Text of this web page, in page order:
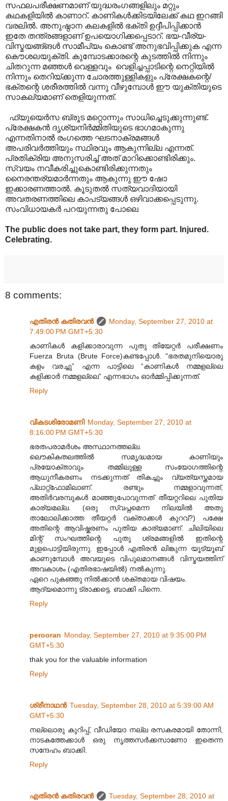
സഫലപരീക്ഷണമാണ് യുദ്ധരംഗങ്ങളിലും മറ്റും
കഥകളിയിൽ കാണാറ്. കാണികൾക്കിടയിലേക്ക് കഥ ഇറങ്ങി
വരലിൽ. അനുഷ്ഠാന കലകളിൽ ഭക്തി ഉദ്ദീപിപ്പിക്കാൻ
ഇതേ തന്ത്രങ്ങളാണ് ഉപയൊഗിക്കപ്പെടാറ്. ഭയ-വീര്യ-
വിസ്മയങ്ങ്ങൾ സാമീപ്യം കൊണ്ട് അനുഭവിപ്പിക്കുക എന്ന
കൌശലയുക്തി. കുമ്പോടക്കാരന്റെ കുടത്തിൽ നിന്നും
ചിതറുന്ന മഞ്ഞൾ വെള്ളവും വെളിച്ചപ്പാടിന്റെ നെറ്റിയിൽ
നിന്നും തെറിയ്ക്കുന്ന ചോരത്തുള്ളികളും പ്രേക്ഷകന്റെ/
ഭക്തന്റെ ശരീരത്തിൽ വന്നു വീഴുമ്പോൾ ഈ യുക്തിയുടെ
സാകല്യമാണ് തെളിയുന്നത്.
ഫ്യുയെർസ ബ്രൂട മറ്റൊന്നും സാധിച്ചെടുക്കുന്നുണ്ട്.
പ്രേക്ഷകൻ ദൃശ്യനിർമ്മിതിയുടെ ഭാഗമാകുന്നു
എന്നതിനാൽ രംഗത്തെ ഘടനാക്രമങ്ങൾ
അപരിവർത്തിയും സ്ഥിരവും ആകുന്നില്ല എന്നത്.
പ്രതിക്രിയ അനുസരിച്ച് അത് മാറിക്കൊണ്ടിരിക്കും.
സ്വയം നവീകരിച്ചുകൊണ്ടിരിക്കുന്നതും
നൈരന്തര്യമാർന്നതും ആകുന്നു ഈ ഷോ
ഇക്കാരണത്താൽ. കൂടുതൽ സത്യ‌വാദിയായി
അവതരണത്തിലെ കാപട്യങ്ങൾ ഒഴിവാക്കപ്പെടുന്നു.
സംവിധായകർ പറയുന്നതു പോലെ
The public does not take part, they form part. Injured.
Celebrating.
8 comments:
എതിരന്‍ കതിരവന്‍
Monday, September 27, 2010 at
7:49:00 PM GMT+5:30
കാണികൾ കളിക്കാരാവുന്ന പുതു തിയേറ്റർ പരീക്ഷണം
Fuerza Bruta (Brute Force)കണ്ടപ്പോൾ. "ഭരതമുനിയൊരു
കളം വരച്ചു” എന്ന പാട്ടിലെ “കാണികൾ നമ്മളല്ലെ
കളിക്കാർ നമ്മളല്ലെ” എന്നഭാഗം ഓർമ്മിപ്പിക്കുന്നത്.
Reply
വികടശിരോമണി Monday, September 27, 2010 at
8:16:00 PM GMT+5:30
ഭരതപരാമർശം അസ്ഥാനത്തല്ല.
ലൌകികതലത്തിൽ സ‌മൃദ്ധമായ കാണിയും
പ്രയോക്താവും തമ്മിലുള്ള സംയോഗത്തിന്റെ
ആധുനീകരണം നടക്കുന്നത് തികച്ചും വ്യത്യസ്തമായ
പ്ലാറ്റ്‌ഫോമിലാണ്. രണ്ടും നമ്മളാവുന്നത്,
അതിർവരമ്പുകൾ മാഞ്ഞുപോവുന്നത് തീയറ്ററിലെ പുതിയ
കാര്യമല്ല. (ഒരു സ്വപ്നമെന്ന നിലയിൽ അതു
താലോലിക്കാത്ത തീയറ്റർ വക്താക്കൾ കുറവ്?) പക്ഷേ
അതിന്റെ ആവിഷ്കരണം പുതിയ കാര്യമാണ്. ചിലിയിലെ
മിന്റ് സംഘത്തിന്റെ പുതു ശ്രമങ്ങളിൽ ഇതിന്റെ
മുളപൊട്ടിയിരുന്നു. ഇപ്പോൾ എതിരൻ ലിങ്കുന്ന യൂട്യൂബ്
കാണുമ്പോൾ അവയുടെ വിപുലമാനങ്ങൾ വിസ്മയത്തിന്
അവകാശം (എതിരഭാഷയിൽ) നൽകുന്നു.
ഏറെ പുകഞ്ഞു നിൽക്കാൻ ശക്തമായ വിഷയം.
ആദ്യമൊന്നു ട്രാക്കട്ടെ. ബാക്കി പിന്നെ.
Reply
perooran Monday, September 27, 2010 at 9:35:00 PM
GMT+5:30
thak you for the valuable information
Reply
ശ്രീനാഥന്‍ Tuesday, September 28, 2010 at 5:39:00 AM
GMT+5:30
നല്ലൊരു കുറിപ്പ്, വീഡിയോ നല്ല രസകരമായി തോന്നി,
നാടകത്തേക്കാൾ ഒരു നൃത്തസർക്കസാണോ ഇതെന്ന
സന്ദേഹം ബാക്കി.
Reply
എതിരന്‍ കതിരവന്‍
Tuesday, September 28, 2010 at